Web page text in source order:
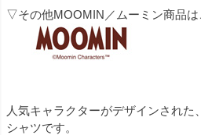
▽その他MOOMIN／ムーミン商品は
人気キャラクターがデザインされた
シャツです。